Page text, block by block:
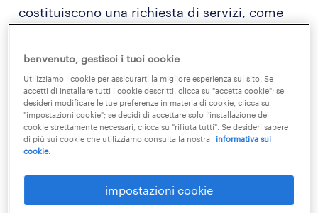
costituiscono una richiesta di servizi, come
l'accesso o la compilazione di moduli. È
possibile impostare il browser per bloccare
o avere avvisi riguardo questi cookie, ma
di conseguenza alcune parti del sito non
funzioneranno. Questi cookie non
ulteriori informazioni riguardo all’uso di
specifici cookie, ti preghiamo di consultare
benvenuto, gestisci i tuoi cookie
Utilizziamo i cookie per assicurarti la migliore esperienza sul sito. Se
accetti di installare tutti i cookie descritti, clicca su "accetta cookie"; se
desideri modificare le tue preferenze in materia di cookie, clicca su
"impostazioni cookie"; se decidi di accettare solo l'installazione dei
cookie strettamente necessari, clicca su "rifiuta tutti". Se desideri sapere
di più sui cookie che utilizziamo consulta la nostra
informativa sui
cookie.
impostazioni cookie